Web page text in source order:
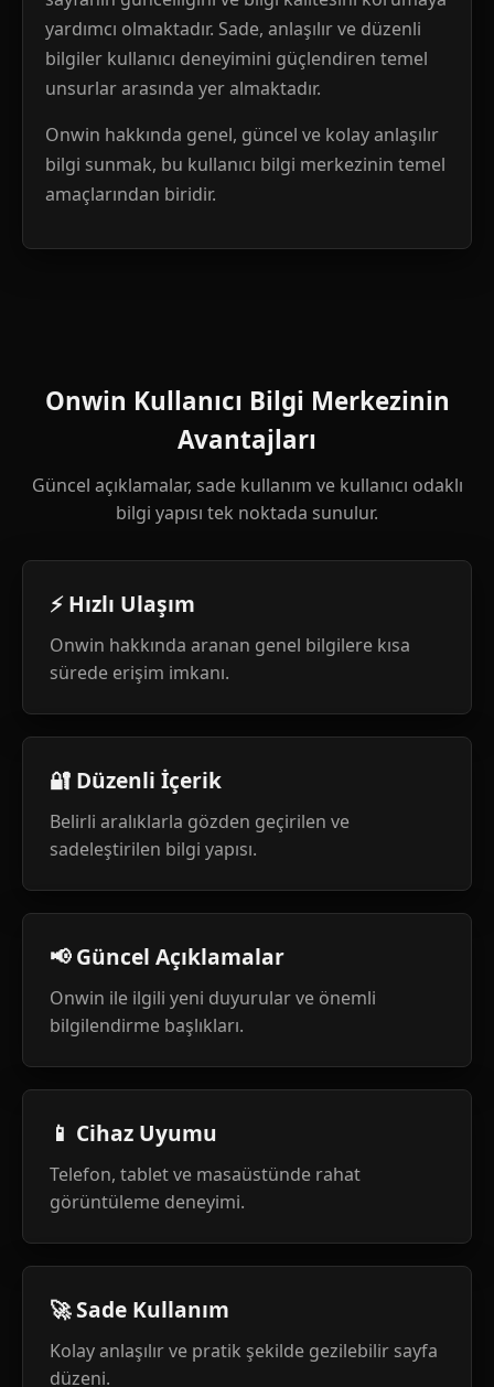
yardımcı olmaktadır. Sade, anlaşılır ve düzenli
bilgiler kullanıcı deneyimini güçlendiren temel
unsurlar arasında yer almaktadır.
Onwin hakkında genel, güncel ve kolay anlaşılır
bilgi sunmak, bu kullanıcı bilgi merkezinin temel
amaçlarından biridir.
Onwin Kullanıcı Bilgi Merkezinin
Avantajları
Güncel açıklamalar, sade kullanım ve kullanıcı odaklı
bilgi yapısı tek noktada sunulur.
⚡ Hızlı Ulaşım
Onwin hakkında aranan genel bilgilere kısa
sürede erişim imkanı.
🔐 Düzenli İçerik
Belirli aralıklarla gözden geçirilen ve
sadeleştirilen bilgi yapısı.
📢 Güncel Açıklamalar
Onwin ile ilgili yeni duyurular ve önemli
bilgilendirme başlıkları.
📱 Cihaz Uyumu
Telefon, tablet ve masaüstünde rahat
görüntüleme deneyimi.
🚀 Sade Kullanım
Kolay anlaşılır ve pratik şekilde gezilebilir sayfa
düzeni.